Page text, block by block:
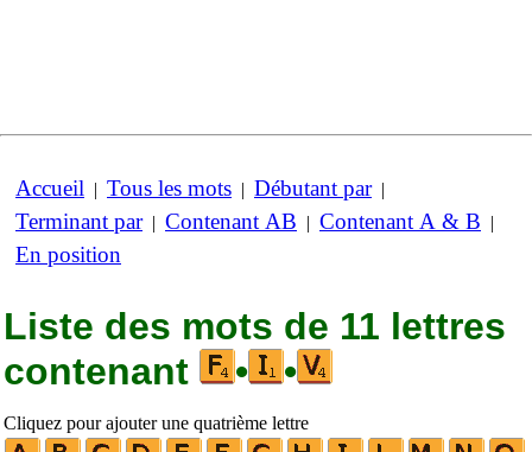
Accueil | Tous les mots | Débutant par|
Terminant par| Contenant AB | Contenant A & B |
En position
Liste des mots de 11 lettres
contenant
• •
Cliquez pour ajouter une quatrième lettre